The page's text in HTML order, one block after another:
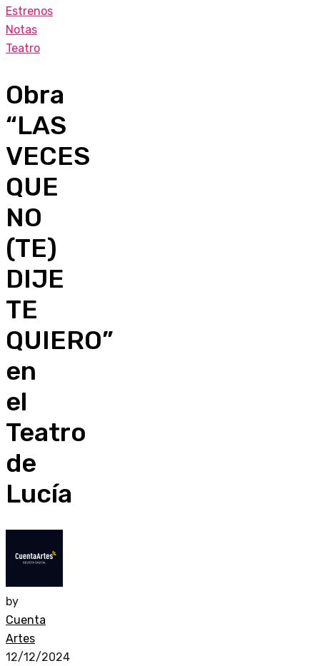
Estrenos
Notas
Teatro
Obra
“LAS
VECES
QUE
NO
(TE)
DIJE
TE
QUIERO”
en
el
Teatro
de
Lucía
by
Cuenta
Artes
12/12/2024